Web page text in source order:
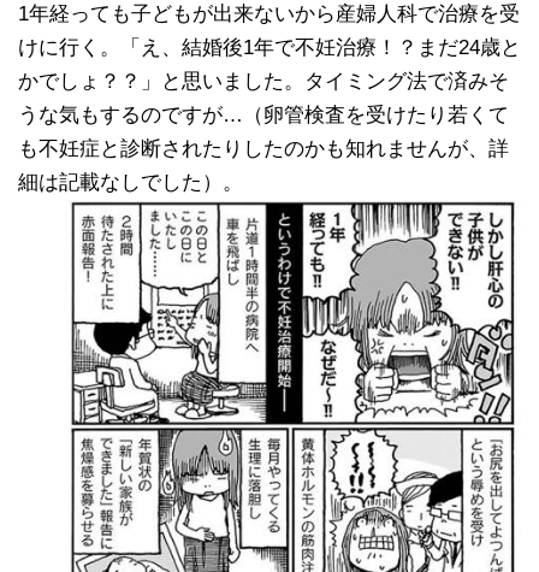
1年経っても子どもが出来ないから産婦人科で治療を受
けに行く。「え、結婚後1年で不妊治療！？まだ24歳と
かでしょ？？」と思いました。タイミング法で済みそ
うな気もするのですが…（卵管検査を受けたり若くて
も不妊症と診断されたりしたのかも知れませんが、詳
細は記載なしでした）。